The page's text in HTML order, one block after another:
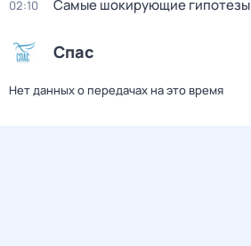
02:10 Самые шoкиpующие гипотезы
Спас
Нет данных о передачах на это время